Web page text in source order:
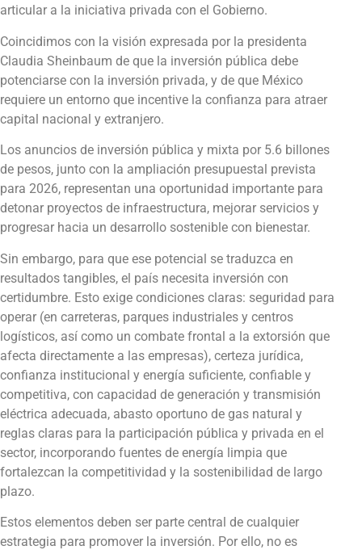
articular a la iniciativa privada con el Gobierno.
Coincidimos con la visión expresada por la presidenta
Claudia Sheinbaum de que la inversión pública debe
potenciarse con la inversión privada, y de que México
requiere un entorno que incentive la confianza para atraer
capital nacional y extranjero.
Los anuncios de inversión pública y mixta por 5.6 billones
de pesos, junto con la ampliación presupuestal prevista
para 2026, representan una oportunidad importante para
detonar proyectos de infraestructura, mejorar servicios y
progresar hacia un desarrollo sostenible con bienestar.
Sin embargo, para que ese potencial se traduzca en
resultados tangibles, el país necesita inversión con
certidumbre. Esto exige condiciones claras: seguridad para
operar (en carreteras, parques industriales y centros
logísticos, así como un combate frontal a la extorsión que
afecta directamente a las empresas), certeza jurídica,
confianza institucional y energía suficiente, confiable y
competitiva, con capacidad de generación y transmisión
eléctrica adecuada, abasto oportuno de gas natural y
reglas claras para la participación pública y privada en el
sector, incorporando fuentes de energía limpia que
fortalezcan la competitividad y la sostenibilidad de largo
plazo.
Estos elementos deben ser parte central de cualquier
estrategia para promover la inversión. Por ello, no es